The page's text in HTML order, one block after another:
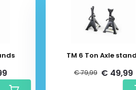
TM 6 Ton Axle
€ 79,99 € 49,99